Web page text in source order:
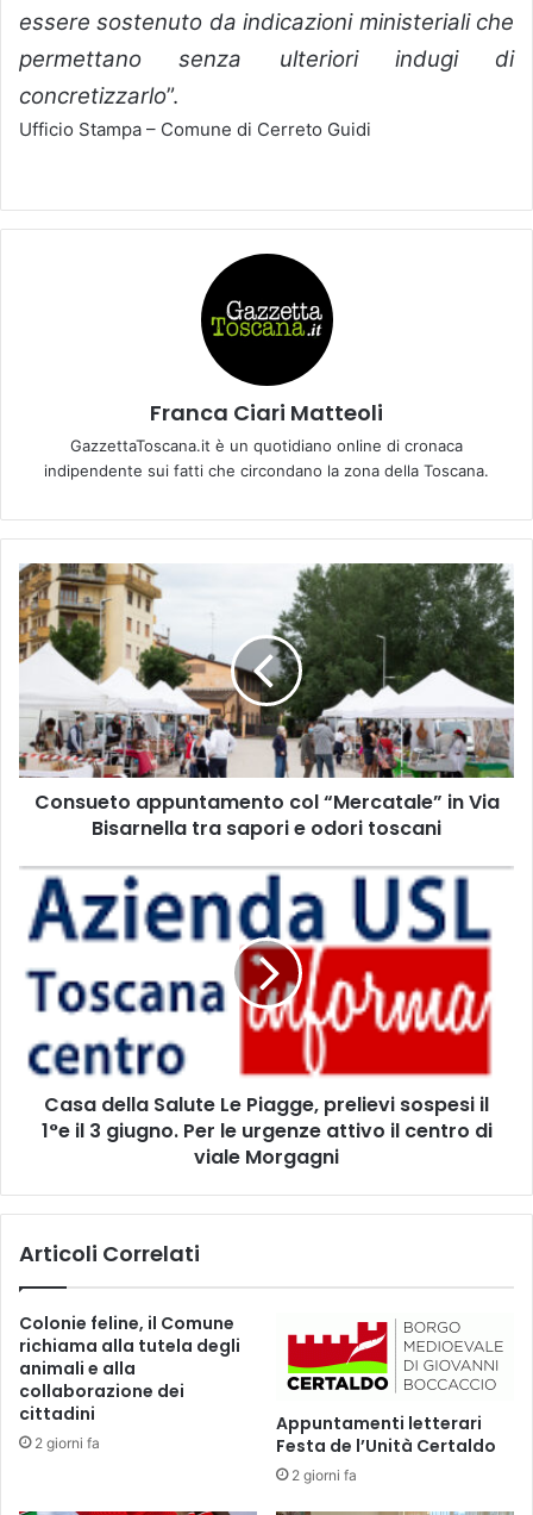
essere sostenuto da indicazioni ministeriali che
permettano senza ulteriori indugi di
concretizzarlo”.
Ufficio Stampa – Comune di Cerreto Guidi
Franca Ciari Matteoli
GazzettaToscana.it è un quotidiano online di cronaca
indipendente sui fatti che circondano la zona della Toscana.
C
o
n
s
e
t
o
a
n
m
e
o
e
c
a
l
e
”
i
n
Consueto appuntamento col “Mercatale” in Via
Bisarnella tra sapori e odori toscani
d
t
L
i
a
g
g
,
Casa della Salute Le Piagge, prelievi sospesi il
1°e il 3 giugno. Per le urgenze attivo il centro di
viale Morgagni
Articoli Correlati
Colonie feline, il Comune
richiama alla tutela degli
animali e alla
collaborazione dei
cittadini
2 giorni fa
Appuntamenti letterari
Festa de l’Unità Certaldo
2 giorni fa